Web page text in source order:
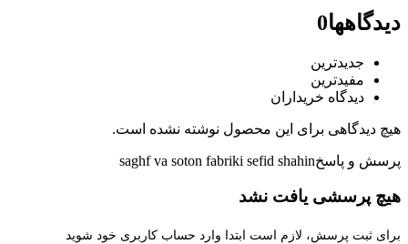
دیدگاهها0
جدیدترین
مفیدترین
دیدگاه خریداران
هیچ دیدگاهی برای این محصول نوشته نشده است.
پرسش و پاسخsaghf va soton fabriki sefid shahin
هیچ پرسشی یافت نشد
برای ثبت پرسش، لازم است ابتدا وارد حساب کاربری خود شوید